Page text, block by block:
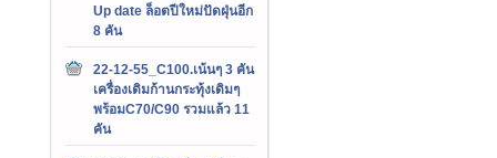
Up date ล็อตปีใหม่ปัดฝุ่นอีก
8 คัน
22-12-55_C100.เน้นๆ 3 คัน
เครื่องเดิมก้านกระทุ้งเดิมๆ
พร้อมC70/C90 รวมแล้ว 11
คัน